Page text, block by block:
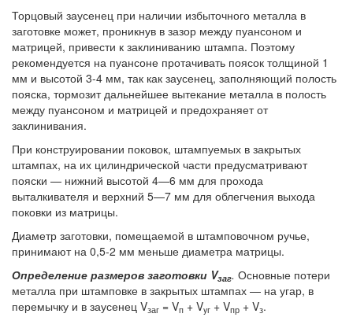
Торцовый заусенец при наличии избыточного металла в
заготовке может, проникнув в зазор между пуансоном и
матрицей, привести к заклиниванию штампа. Поэтому
рекомендуется на пуансоне протачивать поясок толщиной 1
мм и высотой 3-4 мм, так как заусенец, заполняющий полость
пояска, тормозит дальнейшее вытекание металла в полость
между пуансоном и матрицей и предохраняет от
заклинивания.
При конструировании поковок, штампуемых в закрытых
штампах, на их цилиндрической части предусматривают
пояски — нижний высотой 4—6 мм для прохода
выталкивателя и верхний 5—7 мм для облегчения выхода
поковки из матрицы.
Диаметр заготовки, помещаемой в штамповочном ручье,
принимают на 0,5-2 мм меньше диаметра матрицы.
Определение размеров заготовки Vзаг. Основные потери
металла при штамповке в закрытых штампах — на угар, в
перемычку и в заусенец Vзаг = Vп + Vyг + Vпр + Vз.